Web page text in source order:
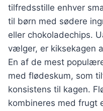
tilfredsstille enhver
til børn med sødere
eller chokoladechips.
vælger, er kiksekagen
En af de mest
med flødeskum, som
konsistens til kagen.
kombineres med frugt